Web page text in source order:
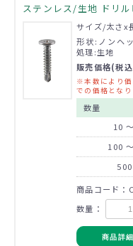
ステンレス/生地 ドリ
サイズ/太さx
形状:ノンヘ
処理:生地
販売価格(税
※本数により価
での価格となり
数量
10
100
商品コード：
数量：
商品詳